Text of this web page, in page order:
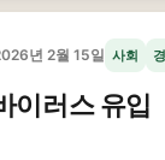
년 2월 15일 사회
이러스 유입